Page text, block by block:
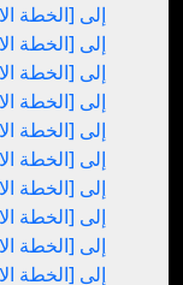
[الخطة الاستراتيجية 1] إلى
[الخطة الاستراتيجية 1] إلى
[الخطة الاستراتيجية 1] إلى
[الخطة الاستراتيجية 1] إلى
[الخطة الاستراتيجية 1] إلى
[الخطة الاستراتيجية 1] إلى
[الخطة الاستراتيجية 1] إلى
[الخطة الاستراتيجية 1] إلى
[الخطة الاستراتيجية 1] إلى
[الخطة الاستراتيجية 1] إلى